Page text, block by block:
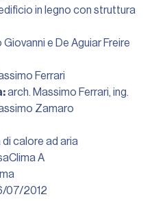
in legno con struttura
e De Aguiar Freire
Ferrari
arch. Massimo Ferrari, ing.
Zamaro
calore ad aria
A
07/2012︎